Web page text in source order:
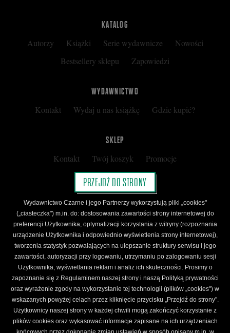
KATALOG
Autorzy Książki Serie wydawnicze
Nowości
Bestsellery sklepu
Zapowiedzi
WYDAWNICTWO
Kontakt Wydaj u nas książkę Gdzie kupić?
SKLEP
Kontakt Twój koszyk
Promocje
Kup kartę podarunkową
Nota prawna
Regulamin
Polityka prywatności
Regulamin Klubu Czarnego
Regulamin Karty Podarunkowej
ŚLEDŹ CZARNE
Facebook YouTube Instagram Newsletter
Wydawnictwo Czarne. Wszelkie prawa zastrzeżone. Projekt:Fajne Chłopaki,logo
wydawnictwa: Kamil Targosz.
PRZEJDŹ DO STRONY
Wydawnictwo Czarne i jego Partnerzy wykorzystują pliki „cookies"
(„ciasteczka") m.in. do: dostosowania zawartości strony internetowej do
preferencji Użytkownika, optymalizacji korzystania z witryny (rozpoznania
urządzenie Użytkownika i odpowiednio wyświetlenia strony internetowej),
tworzenia statystyk pozwalających na ulepszanie struktury serwisu i jego
zawartości, autoryzacji przy logowaniu, utrzymaniu po zalogowaniu sesji
Użytkownika, wyświetlania reklam i analiz ich skuteczności. Prosimy o
zapoznanie się z Regulaminem naszej strony i naszą Polityką prywatności
oraz wyrażenie zgody na wykorzystanie tej technologii (plików „cookies") w
wskazanych powyżej celach przez kliknięcie przycisku „Przejdź do strony".
Użytkownicy naszej strony w każdej chwili mogą zakończyć korzystanie z
plików cookies oraz wykasować informacje zapisane na ich urządzeniach